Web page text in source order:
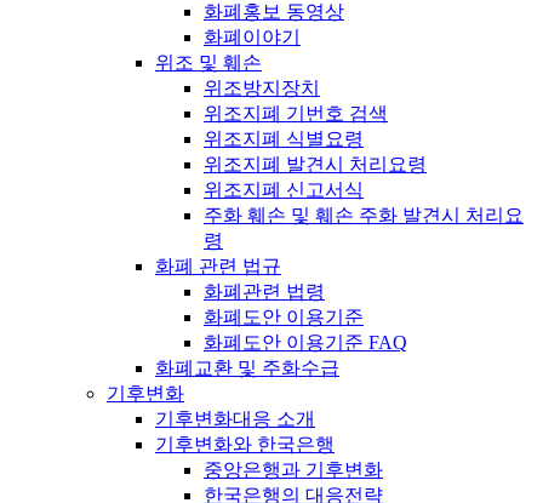
화폐홍보 동영상
화폐이야기
위조 및 훼손
위조방지장치
위조지폐 기번호 검색
위조지폐 식별요령
위조지폐 발견시 처리요령
위조지폐 신고서식
주화 훼손 및 훼손 주화 발견시 처리요
령
화폐 관련 법규
화폐관련 법령
화폐도안 이용기준
화폐도안 이용기준 FAQ
화폐교환 및 주화수급
기후변화
기후변화대응 소개
기후변화와 한국은행
중앙은행과 기후변화
한국은행의 대응전략